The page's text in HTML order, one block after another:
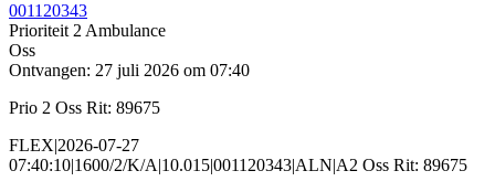
001120343
Prioriteit 2 Ambulance
Oss
Ontvangen: 27 juli 2026 om 07:40
Prio 2 Oss Rit: 89675
FLEX|2026-07-27
07:40:10|1600/2/K/A|10.015|001120343|ALN|A2 Oss Rit: 89675